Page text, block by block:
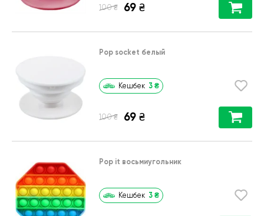
100 ₴ 69 ₴
Pop socket белый
Кешбек 3 ₴
100 ₴ 69 ₴
Pop it восьмиугольник
Кешбек 3 ₴